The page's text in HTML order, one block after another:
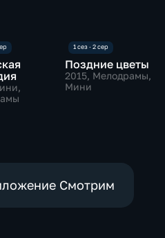
Поздние цветы
2015, Мелодрамы,
Мини
Смотрим